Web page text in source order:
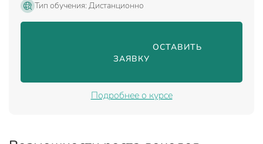
Тип обучения: Дистанционно
                                ОСТАВИТЬ
ЗАЯВКУ
Подробнее о курсе